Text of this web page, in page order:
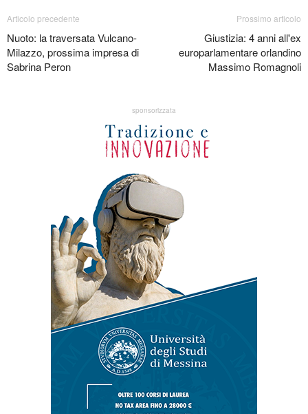
Articolo precedente
Nuoto: la traversata Vulcano-
Milazzo, prossima impresa di
Sabrina Peron
Prossimo articolo
Giustizia: 4 anni all'ex
europarlamentare orlandino
Massimo Romagnoli
sponsorizzata